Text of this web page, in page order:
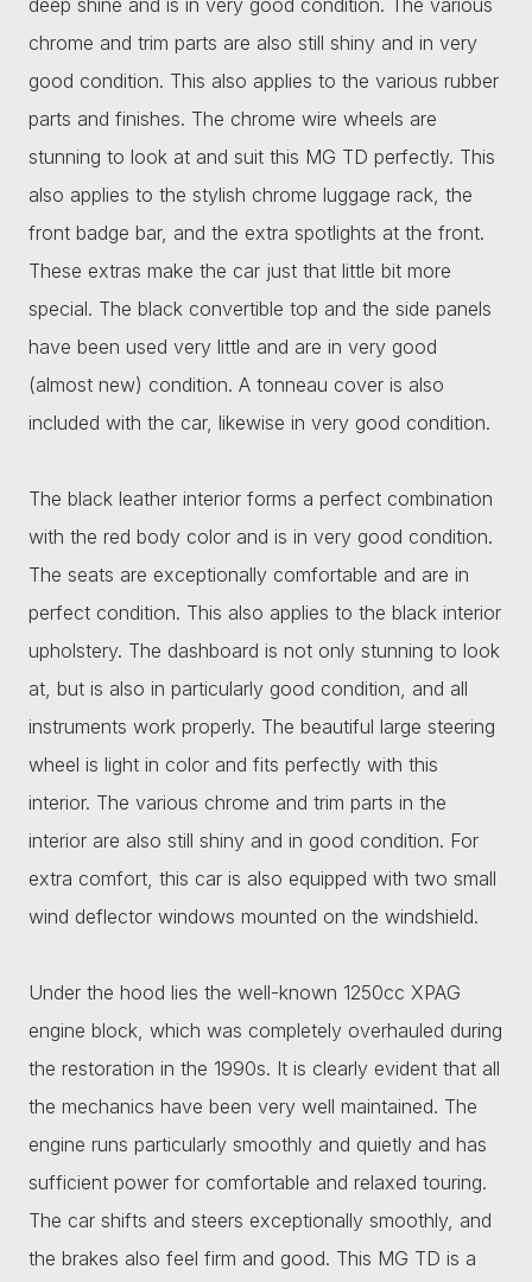
chrome and trim parts are also still shiny and in very
good condition. This also applies to the various rubber
parts and finishes. The chrome wire wheels are
stunning to look at and suit this MG TD perfectly. This
also applies to the stylish chrome luggage rack, the
front badge bar, and the extra spotlights at the front.
These extras make the car just that little bit more
special. The black convertible top and the side panels
have been used very little and are in very good
(almost new) condition. A tonneau cover is also
included with the car, likewise in very good condition.
The black leather interior forms a perfect combination
with the red body color and is in very good condition.
The seats are exceptionally comfortable and are in
perfect condition. This also applies to the black interior
upholstery. The dashboard is not only stunning to look
at, but is also in particularly good condition, and all
instruments work properly. The beautiful large steering
wheel is light in color and fits perfectly with this
interior. The various chrome and trim parts in the
interior are also still shiny and in good condition. For
extra comfort, this car is also equipped with two small
wind deflector windows mounted on the windshield.
Under the hood lies the well-known 1250cc XPAG
engine block, which was completely overhauled during
the restoration in the 1990s. It is clearly evident that all
the mechanics have been very well maintained. The
engine runs particularly smoothly and quietly and has
sufficient power for comfortable and relaxed touring.
The car shifts and steers exceptionally smoothly, and
the brakes also feel firm and good. This MG TD is a